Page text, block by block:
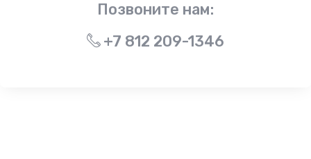
Позвоните нам:
+7 812 209-1346